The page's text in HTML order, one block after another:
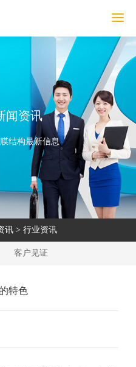
闻资讯
结构最新信息
讯 > 行业资讯
客户见证
特色